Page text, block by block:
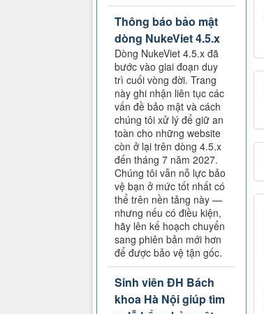
Thông báo bảo mật
dòng NukeViet 4.5.x
Dòng NukeViet 4.5.x đã
bước vào giai đoạn duy
trì cuối vòng đời. Trang
này ghi nhận liên tục các
vấn đề bảo mật và cách
chúng tôi xử lý để giữ an
toàn cho những website
còn ở lại trên dòng 4.5.x
đến tháng 7 năm 2027.
Chúng tôi vẫn nỗ lực bảo
vệ bạn ở mức tốt nhất có
thể trên nền tảng này —
nhưng nếu có điều kiện,
hãy lên kế hoạch chuyển
sang phiên bản mới hơn
để được bảo vệ tận gốc.
Sinh viên ĐH Bách
khoa Hà Nội giúp tìm